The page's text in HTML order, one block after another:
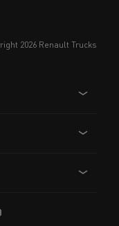
2026 Renault Trucks